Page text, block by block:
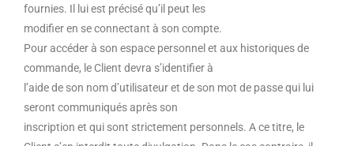
fournies. Il lui est précisé qu’il peut les
modifier en se connectant à son compte.
Pour accéder à son espace personnel et aux historiques de
commande, le Client devra s’identifier à
l’aide de son nom d’utilisateur et de son mot de passe qui lui
seront communiqués après son
inscription et qui sont strictement personnels. A ce titre, le